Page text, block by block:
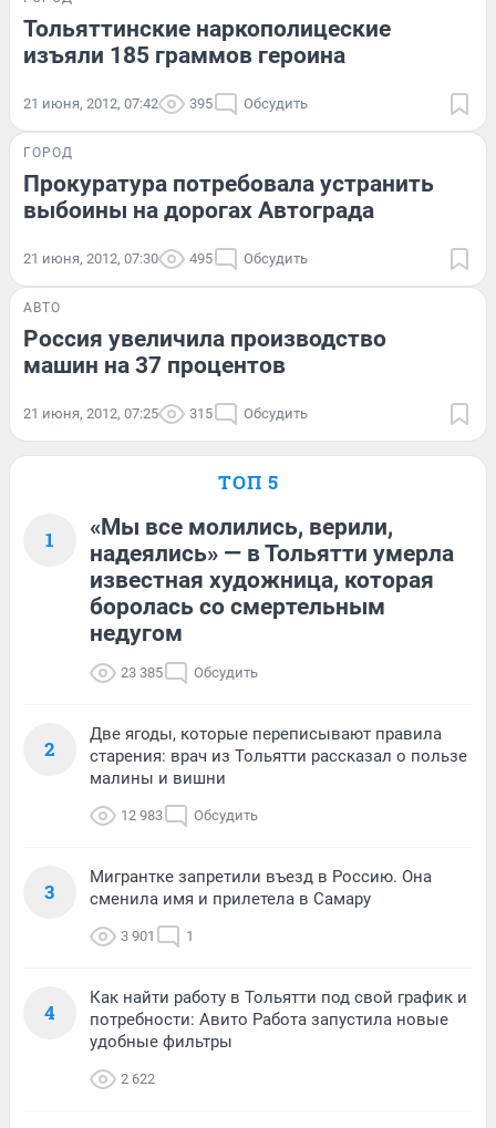
Тольяттинские наркополицеские
изъяли 185 граммов героина
21 июня, 2012, 07:42 395 Обсудить
ГОРОД
Прокуратура потребовала устранить
выбоины на дорогах Автограда
21 июня, 2012, 07:30 495 Обсудить
АВТО
Россия увеличила производство
машин на 37 процентов
21 июня, 2012, 07:25 315 Обсудить
ТОП 5
1
«Мы все молились, верили,
надеялись» — в Тольятти умерла
известная художница, которая
боролась со смертельным
недугом
23 385 Обсудить
2
Две ягоды, которые переписывают правила
старения: врач из Тольятти рассказал о пользе
малины и вишни
12 983 Обсудить
3
Мигрантке запретили въезд в Россию. Она
сменила имя и прилетела в Самару
3 901 1
4
Как найти работу в Тольятти под свой график и
потребности: Авито Работа запустила новые
удобные фильтры
2 622